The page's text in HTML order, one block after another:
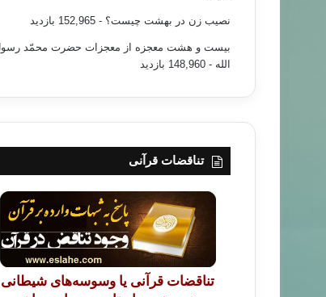
نصیب زن در بهشت چیست؟ - 152,965 بازدید
بیست و هشت معجزه از معجزات حضرت محمّد
الله - 148,960 بازدید
تناقضات قرآنی
تناقضات قرآنی یا وسوسه‌های شیطانی